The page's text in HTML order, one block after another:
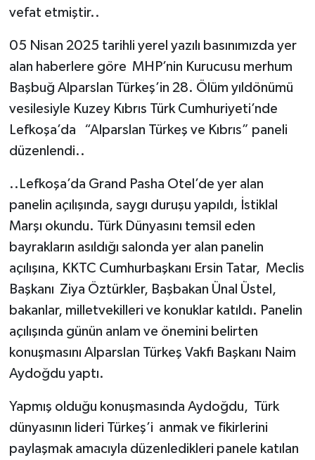
vefat etmiştir..
05 Nisan 2025 tarihli yerel yazılı basınımızda yer
alan haberlere göre MHP’nin Kurucusu merhum
Başbuğ Alparslan Türkeş’in 28. Ölüm yıldönümü
vesilesiyle Kuzey Kıbrıs Türk Cumhuriyeti’nde
Lefkoşa’da “Alparslan Türkeş ve Kıbrıs” paneli
düzenlendi..
..Lefkoşa’da Grand Pasha Otel’de yer alan
panelin açılışında, saygı duruşu yapıldı, İstiklal
Marşı okundu. Türk Dünyasını temsil eden
bayrakların asıldığı salonda yer alan panelin
açılışına, KKTC Cumhurbaşkanı Ersin Tatar, Meclis
Başkanı Ziya Öztürkler, Başbakan Ünal Üstel,
bakanlar, milletvekilleri ve konuklar katıldı. Panelin
açılışında günün anlam ve önemini belirten
konuşmasını Alparslan Türkeş Vakfı Başkanı Naim
Aydoğdu yaptı.
Yapmış olduğu konuşmasında Aydoğdu, Türk
dünyasının lideri Türkeş’i anmak ve fikirlerini
paylaşmak amacıyla düzenledikleri panele katılan